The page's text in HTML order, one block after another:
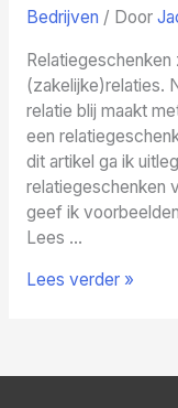
Bedrijven / Door
(zakelijke)relaties.
relatie blij maakt
een
dit artikel ga ik
relatiegeschenken
geef ik
Lees …
Bedank
een
Lees verder »